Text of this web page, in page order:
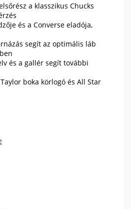
a klasszikus Chucks
és a Converse eladója,
segít az optimális láb
és a gallér segít további
boka körlogó és All Star